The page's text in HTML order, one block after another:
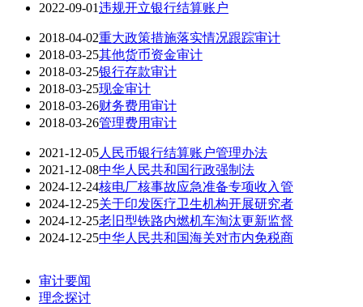
2022-09-01违规开立银行结算账户
2018-04-02重大政策措施落实情况跟踪审计
2018-03-25其他货币资金审计
2018-03-25银行存款审计
2018-03-25现金审计
2018-03-26财务费用审计
2018-03-26管理费用审计
2021-12-05人民币银行结算账户管理办法
2021-12-08中华人民共和国行政强制法
2024-12-24核电厂核事故应急准备专项收入管
2024-12-25关于印发医疗卫生机构开展研究者
2024-12-25老旧型铁路内燃机车淘汰更新监督
2024-12-25中华人民共和国海关对市内免税商
审计要闻
理念探讨